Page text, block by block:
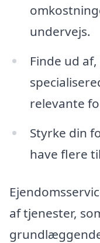
undervejs.
Finde ud
relevante
Styrke din
have flere
af tjenester,